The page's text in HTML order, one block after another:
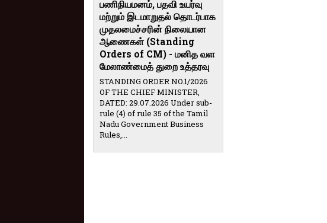
பணிநியமனம், பதவி உயர்வு
மற்றும் இடமாறுதல் தொடர்பாக
முதலமைச்சரின் நிலையான
ஆணைகள் (Standing
Orders of CM) - மனித வள
மேலாண்மைத் துறை உத்தரவு
STANDING ORDER NO.1/2026
OF THE CHIEF MINISTER,
DATED: 29.07.2026 Under sub-
rule (4) of rule 35 of the Tamil
Nadu Government Business
Rules,...